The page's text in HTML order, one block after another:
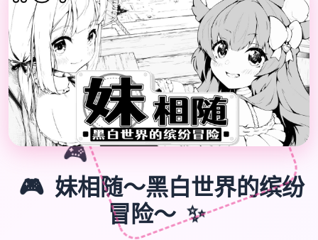
🎮
🎮 妹相随～黑白世界的缤纷
冒险～ ✨